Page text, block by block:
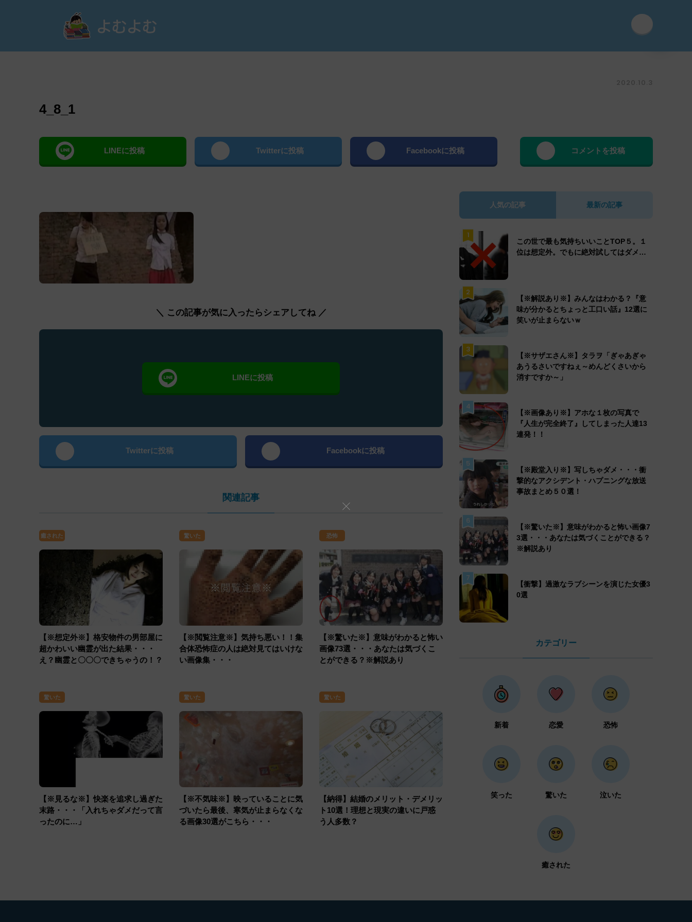
2020.10.3
4_8_1
LINEに投稿 Twitterに投稿 Facebookに投稿 コメントを投稿
＼ この記事が気に入ったらシェアしてね ／
LINEに投稿
Twitterに投稿 Facebookに投稿
関連記事
癒された
【※想定外※】格安物件の男部屋に
超かわいい幽霊が出た結果・・・
え？幽霊と〇〇〇できちゃうの！？
驚いた
【※閲覧注意※】気持ち悪い！！集
合体恐怖症の人は絶対見てはいけな
い画像集・・・
恐怖
【※驚いた※】意味がわかると怖い
画像73選・・・あなたは気づくこ
とができる？※解説あり
驚いた
【※見るな※】快楽を追求し過ぎた
末路・・・「入れちゃダメだって言
ったのに…」
驚いた
【※不気味※】映っていることに気
づいたら最後、寒気が止まらなくな
る画像30選がこちら・・・
驚いた
【納得】結婚のメリット・デメリッ
ト10選！理想と現実の違いに戸惑
う人多数？
人気の記事 最新の記事
1
この世で最も気持ちいいことTOP５。１
位は想定外。でもに絶対試してはダメ…
2
【※解説あり※】みんなはわかる？『意
味が分かるとちょっと工口い話』12選に
笑いが止まらないｗ
3
【※サザエさん※】タラヲ「ぎゃあぎゃ
あうるさいですねぇ～めんどくさいから
消すですか～」
4
【※画像あり※】アホな１枚の写真で
『人生が完全終了』してしまった人達13
連発！！
5
【※殿堂入り※】写しちゃダメ・・・衝
撃的なアクシデント・ハプニングな放送
事故まとめ５０選！
6
【※驚いた※】意味がわかると怖い画像7
3選・・・あなたは気づくことができる？
※解説あり
7
【衝撃】過激なラブシーンを演じた女優3
0選
カテゴリー
新着 恋愛 恐怖
笑った 驚いた 泣いた
癒された